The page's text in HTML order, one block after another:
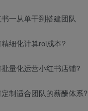
一从单干到搭建团队
细化计算roi成本?
量化运营小红书店铺?
制适合团队的薪酬体系?